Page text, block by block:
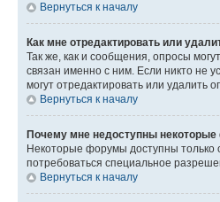
Вернуться к началу
Как мне отредактировать или
Так же, как и сообщения, опросы
связан именно с ним. Если никто не
могут отредактировать или удалить
Вернуться к началу
Почему мне недоступны
Некоторые форумы доступны только
потребоваться специальное
Вернуться к началу